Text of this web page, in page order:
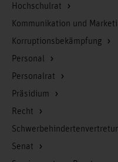
Hochschulrat
Kommunikation und
Korruptionsbekämpfung
Personal
Personalrat
Präsidium
Recht
Senat